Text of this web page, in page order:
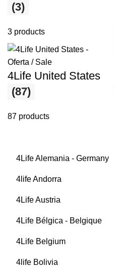
4Life Alemania - Germany
4life Andorra
4Life Austria
4Life Bélgica - Belgique
4Life Belgium
4life Bolivia
(3)
3 products
4Life United States
(87)
87 products